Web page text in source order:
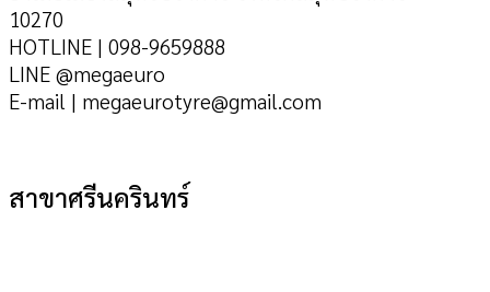
10270
HOTLINE | 098-9659888
LINE @megaeuro
E-mail | megaeurotyre@gmail.com
สาขาศรีนครินทร์